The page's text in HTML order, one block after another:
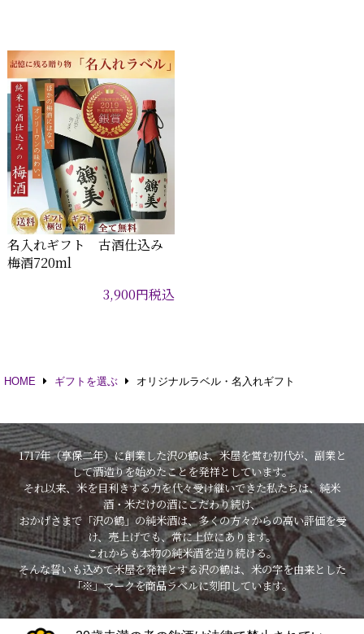
名入れギフト 古酒仕込み
梅酒720ml
3,900円税込
HOME ギフトを選ぶ オリジナルラベル・名入れギフト
1717年（享保二年）に創業した沢の鶴は、米屋を営む初代が、副業と
して酒造りを始めたことを発祥としています。
それ以来、米を目利きする力を代々受け継いできた私たちは、純米
酒・米だけの酒にこだわり続け、
おかげさまで「沢の鶴」の純米酒は、多くの方々からの高い評価を受
け、売上げでも、常に上位にあります。
これからも本物の純米酒を造り続ける。
そんな誓いも込めて米屋を発祥とする沢の鶴は、米の字を由来とした
「※」マークを商品ラベルに刻印しています。